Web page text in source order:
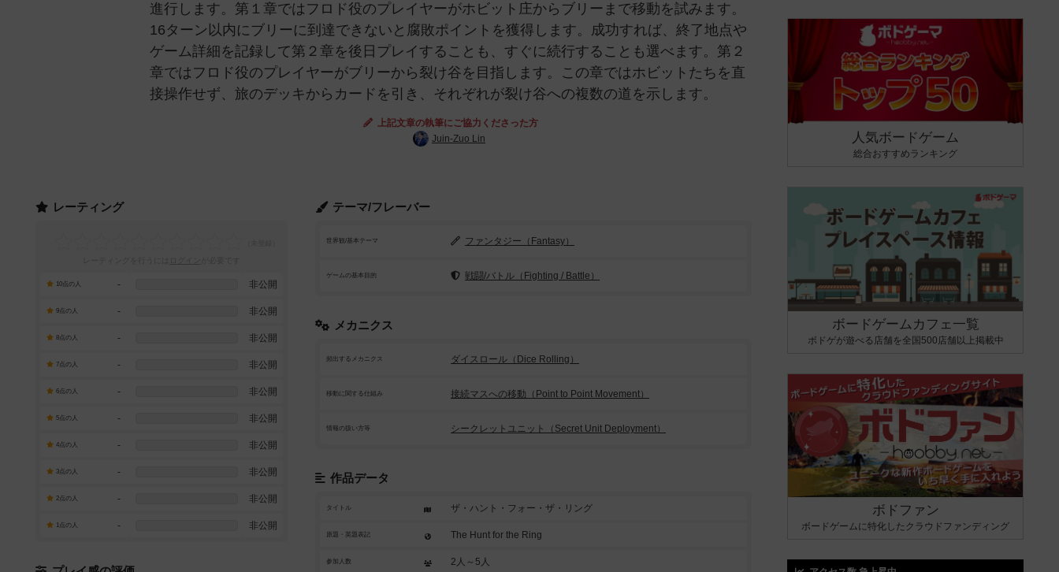
進行します。第１章ではフロド役のプレイヤーがホビット庄からブリーまで移動を試みます。
16ターン以内にブリーに到達できないと腐敗ポイントを獲得します。成功すれば、終了地点や
ゲーム詳細を記録して第２章を後日プレイすることも、すぐに続行することも選べます。第２
章ではフロド役のプレイヤーがブリーから裂け谷を目指します。この章ではホビットたちを直
接操作せず、旅のデッキからカードを引き、それぞれが裂け谷への複数の道を示します。
上記文章の執筆にご協力くださった方
Juin-Zuo Lin
テーマ/フレーバー
世界観/基本テーマ ファンタジー（Fantasy）
ゲームの基本目的 戦闘/バトル（Fighting / Battle）
メカニクス
頻出するメカニクス ダイスロール（Dice Rolling）
移動に関する仕組み 接続マスへの移動（Point to Point Movement）
情報の扱い方等 シークレットユニット（Secret Unit Deployment）
作品データ
タイトル ザ・ハント・フォー・ザ・リング
原題・英題表記 The Hunt for the Ring
参加人数 2人～5人
レーティング
10点の人 - 非公開
9点の人 - 非公開
8点の人 - 非公開
7点の人 - 非公開
6点の人 - 非公開
5点の人 - 非公開
4点の人 - 非公開
3点の人 - 非公開
2点の人 - 非公開
1点の人 - 非公開
人気ボードゲーム
総合おすすめランキング
ボードゲームカフェ一覧
ボドゲが遊べる店舗を全国500店舗以上掲載中
ボドファン
ボードゲームに特化したクラウドファンディング